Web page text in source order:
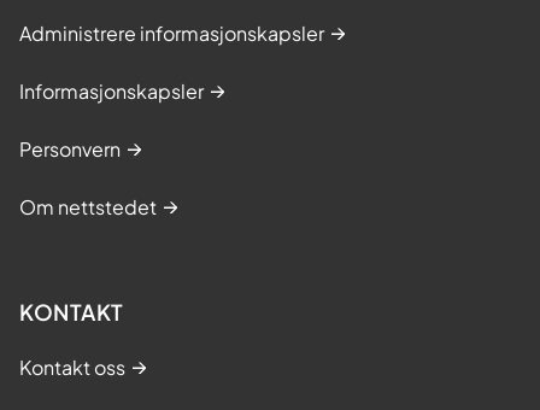
Administrere informasjonskapsler
Informasjonskapsler
Personvern
Om nettstedet
KONTAKT
Kontakt oss